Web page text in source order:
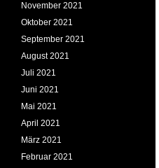
November 2021
Oktober 2021
September 2021
August 2021
Juli 2021
Juni 2021
Mai 2021
April 2021
März 2021
Februar 2021